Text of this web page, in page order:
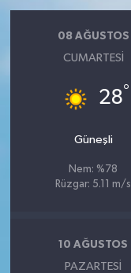
08 AĞUSTOS
CUMARTESI
28°
Güneşli
Nem: %78
Rüzgar: 5.11 m/s
10 AĞUSTOS
PAZARTESI